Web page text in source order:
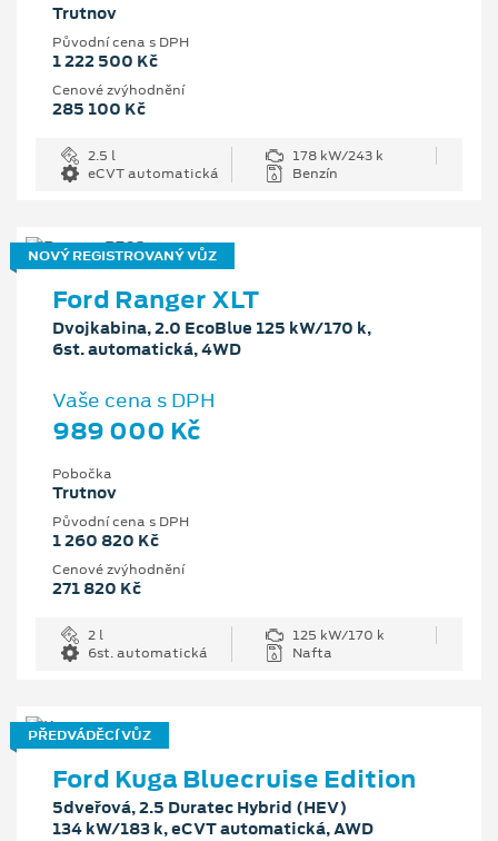
Trutnov
Původní cena s DPH
1 222 500 Kč
Cenové zvýhodnění
285 100 Kč
2.5 l
178 kW/243 k
eCVT automatická
Benzín
NOVÝ REGISTROVANÝ VŮZ
Ford Ranger XLT
Dvojkabina, 2.0 EcoBlue 125 kW/170 k,
6st. automatická, 4WD
Vaše cena s DPH
989 000 Kč
Pobočka
Trutnov
Původní cena s DPH
1 260 820 Kč
Cenové zvýhodnění
271 820 Kč
2 l
125 kW/170 k
6st. automatická
Nafta
PŘEDVÁDĚCÍ VŮZ
Ford Kuga Bluecruise Edition
5dveřová, 2.5 Duratec Hybrid (HEV)
134 kW/183 k, eCVT automatická, AWD